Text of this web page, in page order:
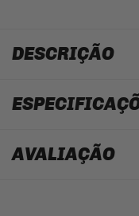
DESCRIÇÃO
AVALIAÇÃO